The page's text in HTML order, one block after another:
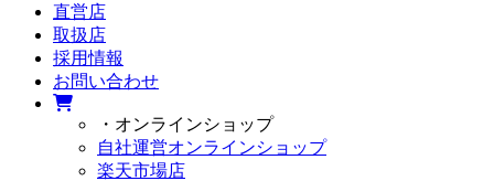
直営店
取扱店
採用情報
お問い合わせ
・オンラインショップ
自社運営オンラインショップ
楽天市場店